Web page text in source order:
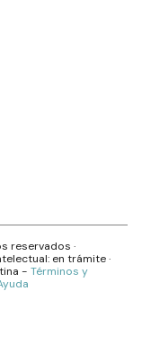
reservados ·
en trámite ·
- Términos y